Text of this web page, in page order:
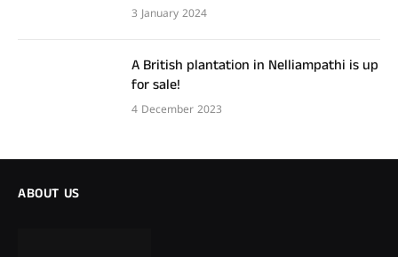
3 January 2024
A British plantation in Nelliampathi is up
for sale!
4 December 2023
ABOUT US